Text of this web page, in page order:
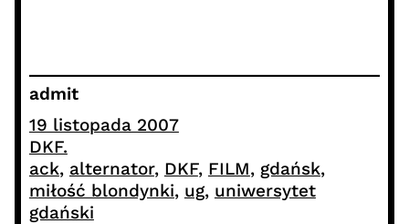
admit
19 listopada 2007
DKF.
ack, alternator, DKF, FILM, gdańsk ,
miłość blondynki, ug, uniwersytet
gdański